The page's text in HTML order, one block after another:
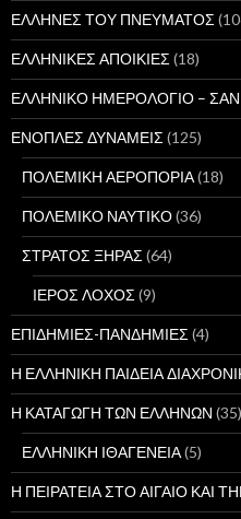
ΕΛΛΗΝΕΣ ΤΟΥ ΠΝΕΥΜΑΤΟΣ
ΕΛΛΗΝΙΚΕΣ ΑΠΟΙΚΙΕΣ (18)
ΕΛΛΗΝΙΚΟ ΗΜΕΡΟΛΟΓΙΟ –
ΕΝΟΠΛΕΣ ΔΥΝΑΜΕΙΣ (125)
ΠΟΛΕΜΙΚΗ ΑΕΡΟΠΟΡΙΑ(18)
ΠΟΛΕΜΙΚΟ ΝΑΥΤΙΚΟ(36)
ΣΤΡΑΤΟΣ ΞΗΡΑΣ (64)
ΙΕΡΟΣ ΛΟΧΟΣ (9)
ΕΠΙΔΗΜΙΕΣ-ΠΑΝΔΗΜΙΕΣ (4)
Η ΕΛΛΗΝΙΚΗ ΠΑΙΔΕΙΑ
Η ΚΑΤΑΓΩΓΗ ΤΩΝ ΕΛΛΗΝΩΝ (35)
ΕΛΛΗΝΙΚΗ ΙΘΑΓΕΝΕΙΑ(5)
Η ΠΕΙΡΑΤΕΙΑ ΣΤΟ ΑΙΓΑΙΟ ΚΑΙ